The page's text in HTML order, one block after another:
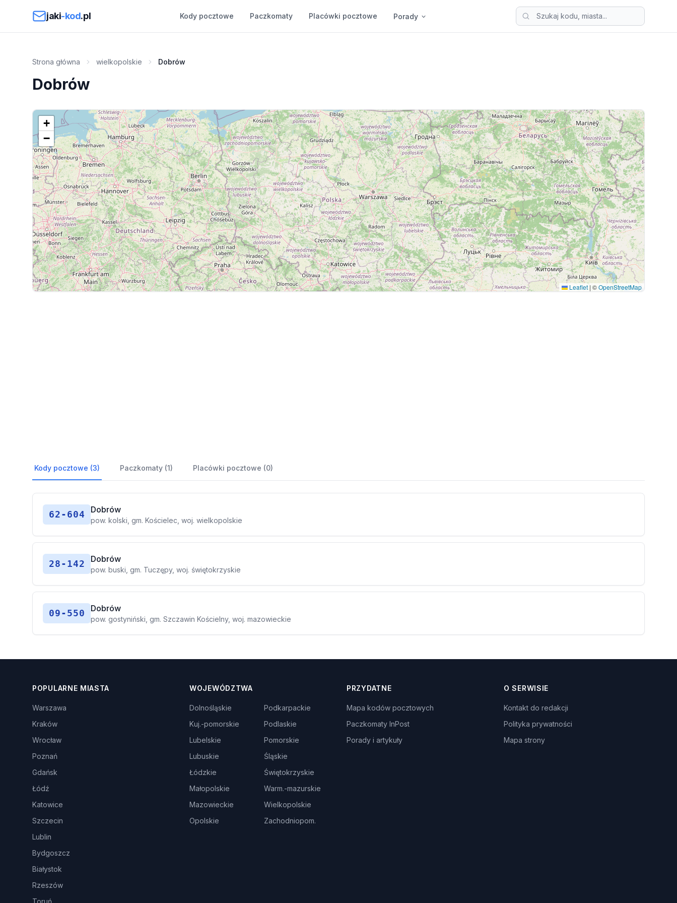
jaki-kod.pl Kody pocztowe Paczkomaty Placówki pocztowe Porady
Strona główna wielkopolskie Dobrów
Dobrów
+
−
Leaflet | ©OpenStreetMap
Kody pocztowe (3) Paczkomaty (1) Placówki pocztowe (0)
62-604 Dobrów
pow. kolski, gm. Kościelec, woj. wielkopolskie
28-142 Dobrów
pow. buski, gm. Tuczępy, woj. świętokrzyskie
09-550 Dobrów
pow. gostyniński, gm. Szczawin Kościelny, woj. mazowieckie
POPULARNE MIASTA
Warszawa
Kraków
Wrocław
Poznań
Gdańsk
Łódź
Katowice
Szczecin
Lublin
Bydgoszcz
Białystok
Rzeszów
Toruń
WOJEWÓDZTWA
Dolnośląskie
Kuj.-pomorskie
Lubelskie
Lubuskie
Łódzkie
Małopolskie
Mazowieckie
Opolskie
Podkarpackie
Podlaskie
Pomorskie
Śląskie
Świętokrzyskie
Warm.-mazurskie
Wielkopolskie
Zachodniopom.
PRZYDATNE
Mapa kodów pocztowych
Paczkomaty InPost
Porady i artykuły
O SERWISIE
Kontakt do redakcji
Polityka prywatności
Mapa strony